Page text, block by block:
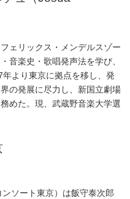
ェリックス・メンデルスゾー
音楽史・歌唱発声法を学び、
より東京に拠点を移し、発
の発展に尽力し、新国立劇場
めた。現、武蔵野音楽大学選
ソート東京）は飯守泰次郎